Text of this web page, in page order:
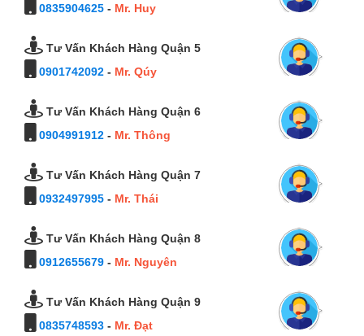
0835904625 - Mr. Huy
Tư Vấn Khách Hàng Quận 5
0901742092 - Mr. Qúy
Tư Vấn Khách Hàng Quận 6
0904991912 - Mr. Thông
Tư Vấn Khách Hàng Quận 7
0932497995 - Mr. Thái
Tư Vấn Khách Hàng Quận 8
0912655679 - Mr. Nguyên
Tư Vấn Khách Hàng Quận 9
0835748593 - Mr. Đạt